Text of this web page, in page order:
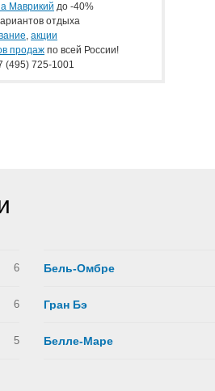
Маврикий до -40%
отдыха
, акции
продаж по всей России!
(495) 725-1001
6
6
5
Бель-Омбре
Гран Бэ
Белле-Маре